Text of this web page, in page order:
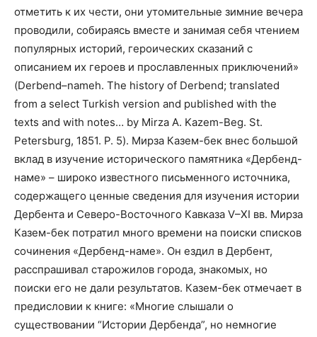
отметить к их чести, они утомительные зимние вечера
проводили, собираясь вместе и занимая себя чтением
популярных историй, героических сказаний с
описанием их героев и прославленных приключений»
(Derbend–nameh. The history of Derbend; translated
from a select Turkish version and published with the
texts and with notes… by Mirza A. Kazem-Beg. St.
Petersburg, 1851. P. 5). Мирза Казем-бек внес большой
вклад в изучение исторического памятника «Дербенд-
наме» – широко известного письменного источника,
содержащего ценные сведения для изучения истории
Дербента и Северо-Восточного Кавказа V–XI вв. Мирза
Казем-бек потратил много времени на поиски списков
сочинения «Дербенд-наме». Он ездил в Дербент,
расспрашивал старожилов города, знакомых, но
поиски его не дали результатов. Казем-бек отмечает в
предисловии к книге: «Многие слышали о
существовании “Истории Дербенда”, но немногие